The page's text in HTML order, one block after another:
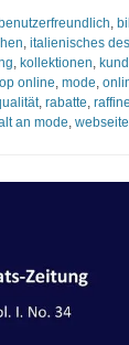
italienisches
kollektionen
online mode
, rabatte
an mode webseite